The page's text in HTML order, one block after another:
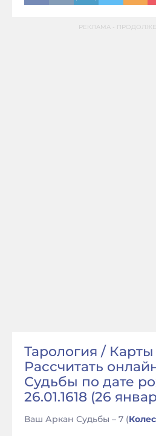
РЕКЛАМА -
Тарология /
Рассчитать
Судьбы по дате
26.01.1618 (26
Ваш Аркан Судьбы – 7 (